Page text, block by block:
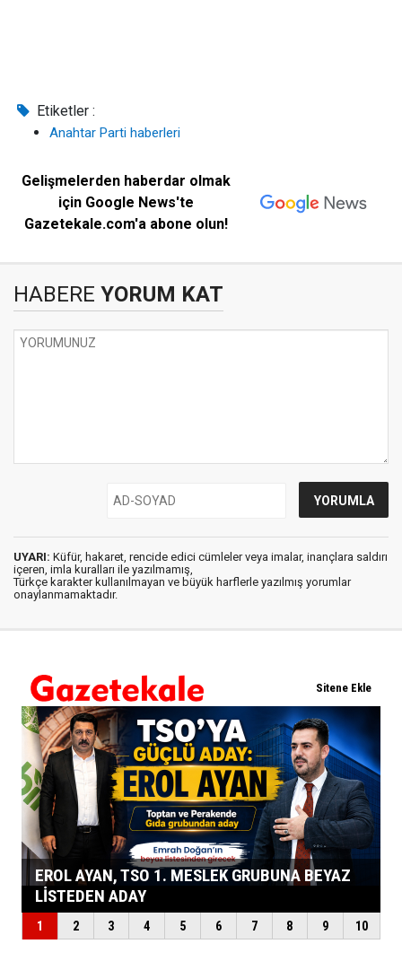
Etiketler :
Anahtar Parti haberleri
Gelişmelerden haberdar olmak
için Google News'te
Gazetekale.com'a abone olun!
HABERE YORUM KAT
UYARI: Küfür, hakaret, rencide edici cümleler veya imalar, inançlara saldırı
içeren, imla kuralları ile yazılmamış,
Türkçe karakter kullanılmayan ve büyük harflerle yazılmış yorumlar
onaylanmamaktadır.